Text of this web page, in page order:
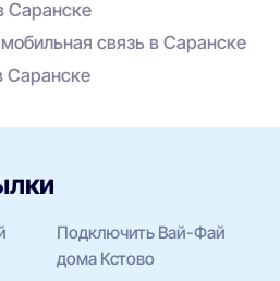
Саранске
связь в Саранске
Саранске
Подключить Вай-Фай
дома Кстово